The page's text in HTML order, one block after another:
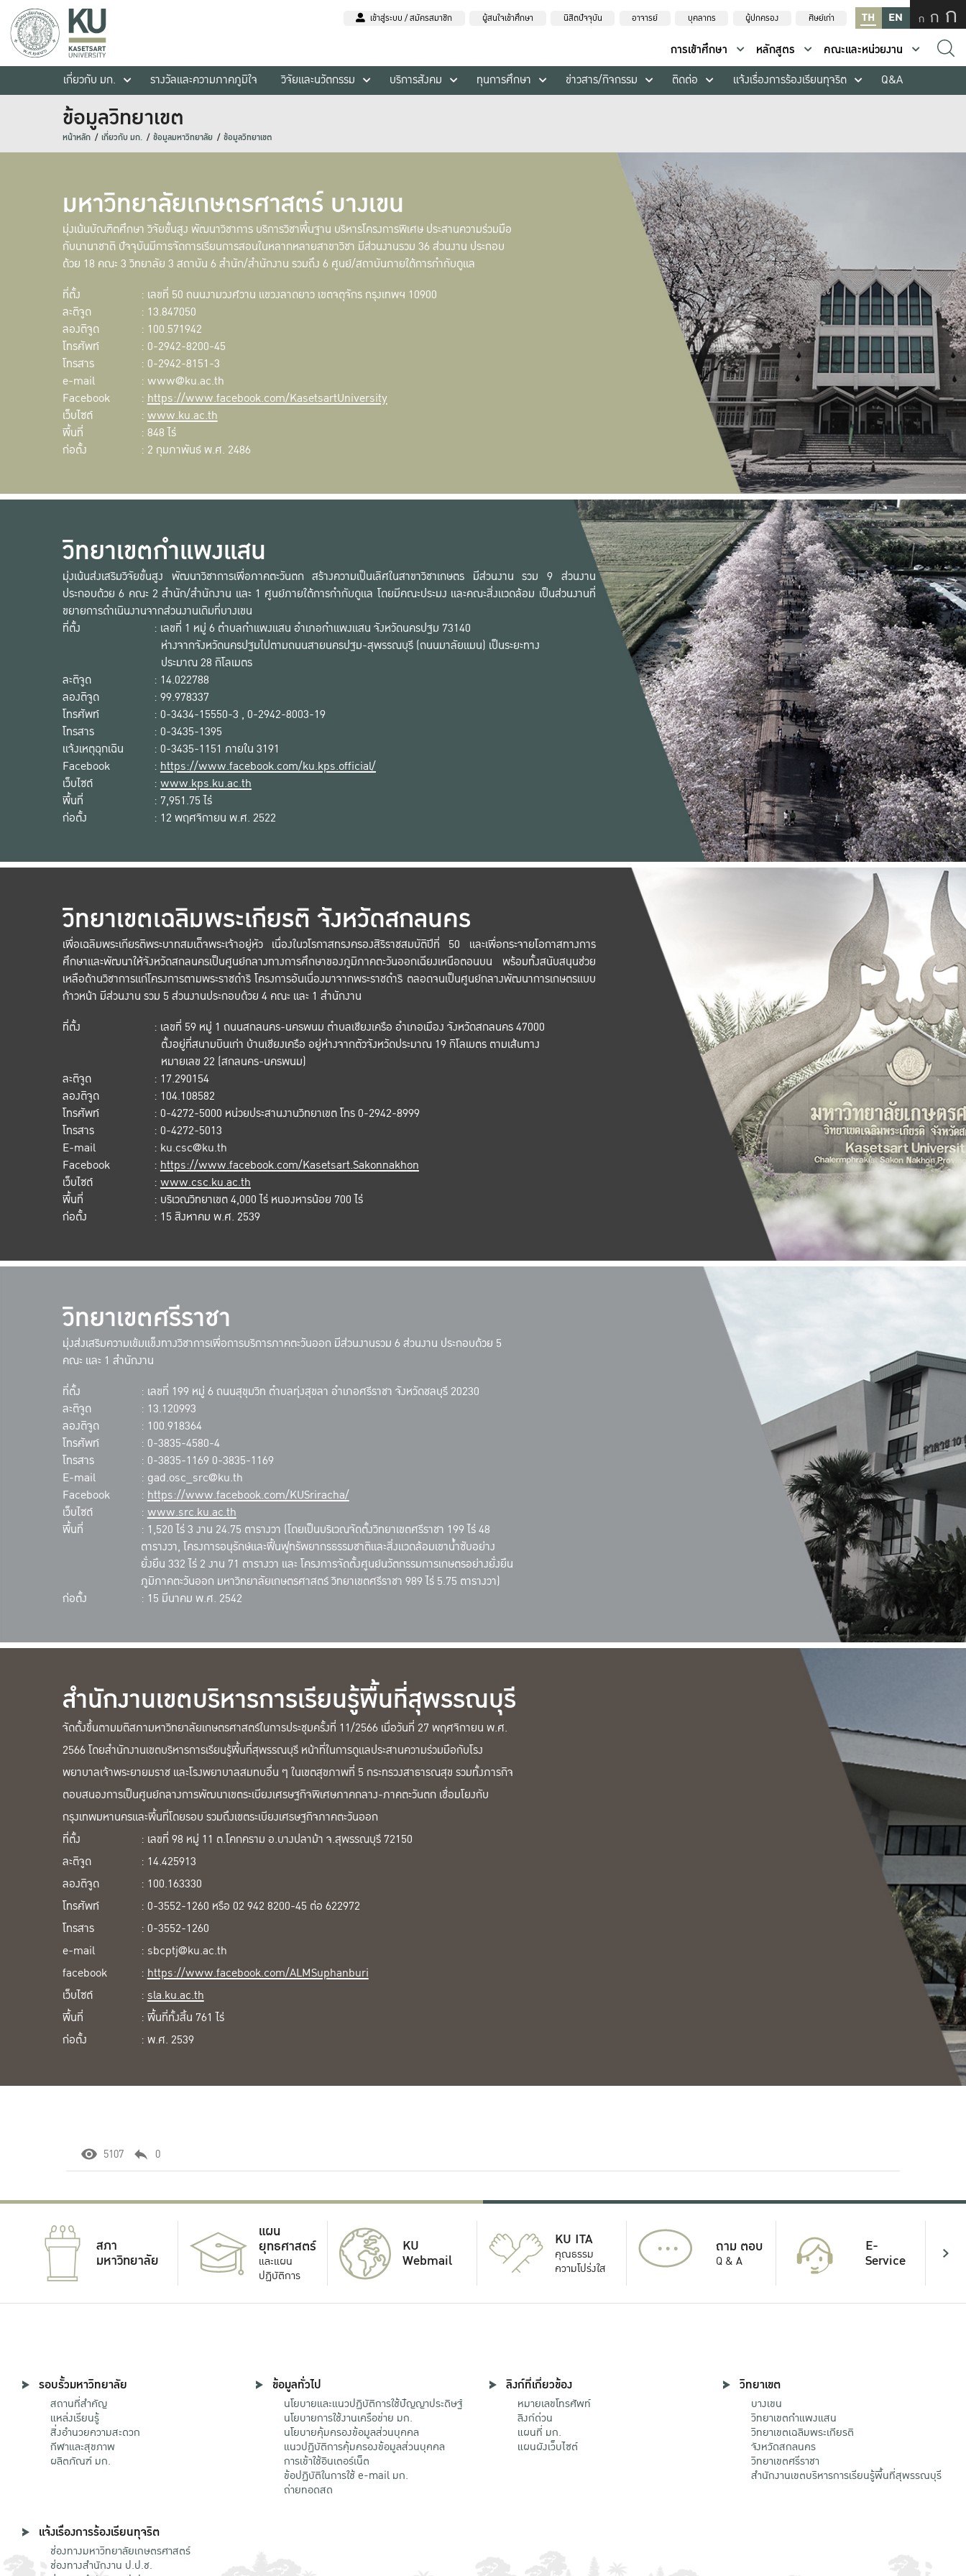
เข้าสู่ระบบ / สมัครสมาชิก ผู้สนใจเข้าศึกษา นิสิตปัจจุบัน อาจารย์ บุคลากร ผู้ปกครอง ศิษย์เก่า TH EN ก ก ก
การเข้าศึกษา หลักสูตร
คณะและหน่วยงาน
เกี่ยวกับ มก.
รางวัลและความภาคภูมิใจ วิจัยและนวัตกรรม บริการสังคม ทุนการศึกษา ข่าวสาร/กิจกรรม ติดต่อ แจ้งเรื่องการร้องเรียนทุจริต Q&A
ข้อมูลวิทยาเขต
หน้าหลัก เกี่ยวกับ มก. ข้อมูลมหาวิทยาลัย ข้อมูลวิทยาเขต
มหาวิทยาลัยเกษตรศาสตร์ บางเขน
มุ่งเน้นบัณฑิตศึกษา วิจัยขั้นสูง พัฒนาวิชาการ บริการวิชาพื้นฐาน บริหารโครงการพิเศษ ประสานความร่วมมือ
กับนานาชาติ ปัจจุบันมีการจัดการเรียนการสอนในหลากหลายสาขาวิชา มีส่วนงานรวม 36 ส่วนงาน ประกอบ
ด้วย 18 คณะ 3 วิทยาลัย 3 สถาบัน 6 สำนัก/สำนักงาน รวมถึง 6 ศูนย์/สถาบันภายใต้การกำกับดูแล
ที่ตั้ง
: เลขที่ 50 ถนนงามวงศ์วาน แขวงลาดยาว เขตจตุจักร กรุงเทพฯ 10900
ละติจูด
: 13.847050
ลองติจูด
: 100.571942
โทรศัพท์
: 0-2942-8200-45
โทรสาร
: 0-2942-8151-3
e-mail
: www@ku.ac.th
Facebook
:https://www.facebook.com/KasetsartUniversity
เว็บไซต์
:www.ku.ac.th
พื้นที่
: 848 ไร่
ก่อตั้ง
: 2 กุมภาพันธ์ พ.ศ. 2486
วิทยาเขตกำแพงแสน
มุ่งเน้นส่งเสริมวิจัยขั้นสูง พัฒนาวิชาการเพื่อภาคตะวันตก สร้างความเป็นเลิศในสาขาวิชาเกษตร มีส่วนงาน รวม 9 ส่วนงาน
ประกอบด้วย 6 คณะ 2 สำนัก/สำนักงาน และ 1 ศูนย์ภายใต้การกำกับดูแล โดยมีคณะประมง และคณะสิ่งแวดล้อม เป็นส่วนงานที่
ขยายการดำเนินงานจากส่วนงานเดิมที่บางเขน
ที่ตั้ง
: เลขที่ 1 หมู่ 6 ตำบลกำแพงแสน อำเภอกำแพงแสน จังหวัดนครปฐม 73140
ห่างจากจังหวัดนครปฐมไปตามถนนสายนครปฐม-สุพรรณบุรี (ถนนมาลัยแมน) เป็นระยะทาง
ประมาณ 28 กิโลเมตร
ละติจูด
: 14.022788
ลองติจูด
: 99.978337
โทรศัพท์
: 0-3434-15550-3 , 0-2942-8003-19
โทรสาร
: 0-3435-1395
แจ้งเหตุฉุกเฉิน
: 0-3435-1151 ภายใน 3191
Facebook
: https://www.facebook.com/ku.kps.official/
เว็บไซต์
: www.kps.ku.ac.th
พื้นที่
: 7,951.75 ไร่
ก่อตั้ง
: 12 พฤศจิกายน พ.ศ. 2522
วิทยาเขตเฉลิมพระเกียรติ จังหวัดสกลนคร
เพื่อเฉลิมพระเกียรติพระบาทสมเด็จพระเจ้าอยู่หัว เนื่องในวโรกาสทรงครองสิริราชสมบัติปีที่ 50 และเพื่อกระจายโอกาสทางการ
ศึกษาและพัฒนาให้จังหวัดสกลนครเป็นศูนย์กลางทางการศึกษาของภูมิภาคตะวันออกเฉียงเหนือตอนบน พร้อมทั้งสนับสนุนช่วย
เหลือด้านวิชาการแก่โครงการตามพระราชดำริ โครงการอันเนื่องมาจากพระราชดำริ ตลอดจนเป็นศูนย์กลางพัฒนาการเกษตรแบบ
ก้าวหน้า มีส่วนงาน รวม 5 ส่วนงานประกอบด้วย 4 คณะ และ 1 สำนักงาน
ที่ตั้ง
: เลขที่ 59 หมู่ 1 ถนนสกลนคร-นครพนม ตำบลเชียงเครือ อำเภอเมือง จังหวัดสกลนคร 47000
ตั้งอยู่ที่สนามบินเก่า บ้านเชียงเครือ อยู่ห่างจากตัวจังหวัดประมาณ 19 กิโลเมตร ตามเส้นทาง
หมายเลข 22 (สกลนคร-นครพนม)
ละติจูด
: 17.290154
ลองติจูด
: 104.108582
โทรศัพท์
: 0-4272-5000 หน่วยประสานงานวิทยาเขต โทร 0-2942-8999
โทรสาร
: 0-4272-5013
E-mail
: ku.csc@ku.th
Facebook
: https://www.facebook.com/Kasetsart.Sakonnakhon
เว็บไซต์
: www.csc.ku.ac.th
พื้นที่
: บริเวณวิทยาเขต 4,000 ไร่ หนองหารน้อย 700 ไร่
ก่อตั้ง
: 15 สิงหาคม พ.ศ. 2539
วิทยาเขตศรีราชา
มุ่งส่งเสริมความเข้มแข็งทางวิชาการเพื่อการบริการภาคตะวันออก มีส่วนงานรวม 6 ส่วนงาน ประกอบด้วย 5
คณะ และ 1 สำนักงาน
ที่ตั้ง
: เลขที่ 199 หมู่ 6 ถนนสุขุมวิท ตำบลทุ่งสุขลา อำเภอศรีราชา จังหวัดชลบุรี 20230
ละติจูด
: 13.120993
ลองติจูด
: 100.918364
โทรศัพท์
: 0-3835-4580-4
โทรสาร
: 0-3835-1169 0-3835-1169
E-mail
: gad.osc_src@ku.th
Facebook
:https://www.facebook.com/KUSriracha/
เว็บไซต์
:www.src.ku.ac.th
พื้นที่
: 1,520 ไร่ 3 งาน 24.75 ตารางวา (โดยเป็นบริเวณจัดตั้งวิทยาเขตศรีราชา 199 ไร่ 48
ตารางวา, โครงการอนุรักษ์และฟื้นฟูทรัพยากรธรรมชาติและสิ่งแวดล้อมเขาน้ำซับอย่าง
ยั่งยืน 332 ไร่ 2 งาน 71 ตารางวา และ โครงการจัดตั้งศูนย์นวัตกรรมการเกษตรอย่างยั่งยืน
ภูมิภาคตะวันออก มหาวิทยาลัยเกษตรศาสตร์ วิทยาเขตศรีราชา 989 ไร่ 5.75 ตารางวา)
ก่อตั้ง
: 15 มีนาคม พ.ศ. 2542
สำนักงานเขตบริหารการเรียนรู้พื้นที่สุพรรณบุรี
จัดตั้งขึ้นตามมติสภามหาวิทยาลัยเกษตรศาสตร์ในการประชุมครั้งที่ 11/2566 เมื่อวันที่ 27 พฤศจิกายน พ.ศ.
2566 โดยสำนักงานเขตบริหารการเรียนรู้พื้นที่สุพรรณบุรี หน้าที่ในการดูแลประสานความร่วมมือกับโรง
พยาบาลเจ้าพระยายมราช และโรงพยาบาลสมทบอื่น ๆ ในเขตสุขภาพที่ 5 กระทรวงสาธารณสุข รวมทั้งภารกิจ
ตอบสนองการเป็นศูนย์กลางการพัฒนาเขตระเบียงเศรษฐกิจพิเศษภาคกลาง-ภาคตะวันตก เชื่อมโยงกับ
กรุงเทพมหานครและพื้นที่โดยรอบ รวมถึงเขตระเบียงเศรษฐกิจภาคตะวันออก
ที่ตั้ง
: เลขที่ 98 หมู่ 11 ต.โคกคราม อ.บางปลาม้า จ.สุพรรณบุรี 72150
ละติจูด
: 14.425913
ลองติจูด
: 100.163330
โทรศัพท์
: 0-3552-1260 หรือ 02 942 8200-45 ต่อ 622972
โทรสาร
: 0-3552-1260
e-mail
: sbcptj@ku.ac.th
facebook
:https://www.facebook.com/ALMSuphanburi
เว็บไซต์
:sla.ku.ac.th
พื้นที่
: พื้นที่ทั้งสิ้น 761 ไร่
ก่อตั้ง
: พ.ศ. 2539
5107 0
สภา
มหาวิทยาลัย
แผน
ยุทธศาสตร์
และแผน
ปฏิบัติการ
KU
Webmail
KU ITA
คุณธรรม
ความโปร่งใส
... ถาม ตอบ
Q & A
E-
Service
รอบรั้วมหาวิทยาลัย
สถานที่สำคัญ
แหล่งเรียนรู้
สิ่งอำนวยความสะดวก
กีฬาและสุขภาพ
ผลิตภัณฑ์ มก.
ข้อมูลทั่วไป
นโยบายและแนวปฏิบัติการใช้ปัญญาประดิษฐ์
นโยบายการใช้งานเครือข่าย มก.
นโยบายคุ้มครองข้อมูลส่วนบุคคล
แนวปฏิบัติการคุ้มครองข้อมูลส่วนบุคคล
การเข้าใช้อินเตอร์เน็ต
ข้อปฏิบัติในการใช้ e-mail มก.
ถ่ายทอดสด
ลิงก์ที่เกี่ยวข้อง
หมายเลขโทรศัพท์
ลิงก์ด่วน
แผนที่ มก.
แผนผังเว็บไซต์
วิทยาเขต
บางเขน
วิทยาเขตกําแพงแสน
วิทยาเขตเฉลิมพระเกียรติ
จังหวัดสกลนคร
วิทยาเขตศรีราชา
สำนักงานเขตบริหารการเรียนรู้พื้นที่สุพรรณบุรี
แจ้งเรื่องการร้องเรียนทุจริต
ช่องทางมหาวิทยาลัยเกษตรศาสตร์
ช่องทางสำนักงาน ป.ป.ช.